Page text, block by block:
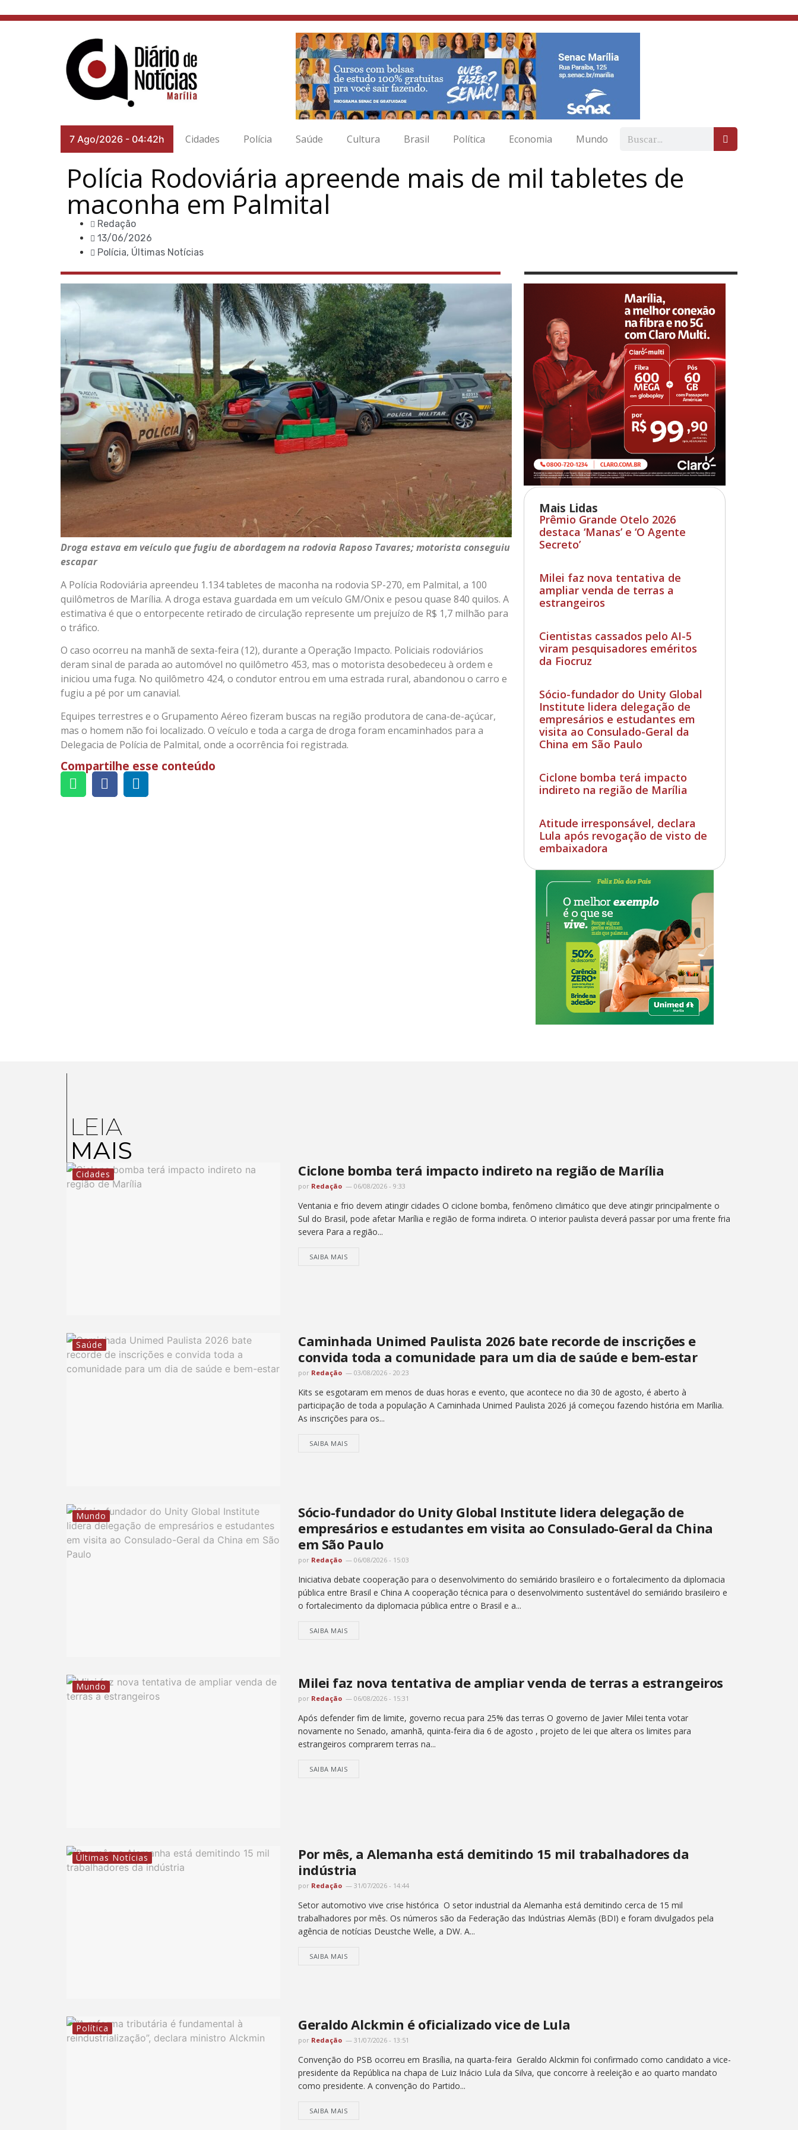
7 Ago/2026 - 04:42h Cidades Polícia Saúde Cultura Brasil Política Economia Mundo
Polícia Rodoviária apreende mais de mil tabletes de
maconha em Palmital
Redação
13/06/2026
Polícia, Últimas Notícias
Mais Lidas
Prêmio Grande Otelo 2026
destaca ‘Manas’ e ‘O Agente
Secreto’
Milei faz nova tentativa de
ampliar venda de terras a
estrangeiros
Cientistas cassados pelo AI-5
viram pesquisadores eméritos
da Fiocruz
Sócio-fundador do Unity Global
Institute lidera delegação de
empresários e estudantes em
visita ao Consulado-Geral da
China em São Paulo
Ciclone bomba terá impacto
indireto na região de Marília
Atitude irresponsável, declara
Lula após revogação de visto de
embaixadora
Droga estava em veículo que fugiu de abordagem na rodovia Raposo Tavares; motorista conseguiu
escapar
A Polícia Rodoviária apreendeu 1.134 tabletes de maconha na rodovia SP-270, em Palmital, a 100
quilômetros de Marília. A droga estava guardada em um veículo GM/Onix e pesou quase 840 quilos. A
estimativa é que o entorpecente retirado de circulação represente um prejuízo de R$ 1,7 milhão para
o tráfico.
O caso ocorreu na manhã de sexta-feira (12), durante a Operação Impacto. Policiais rodoviários
deram sinal de parada ao automóvel no quilômetro 453, mas o motorista desobedeceu à ordem e
iniciou uma fuga. No quilômetro 424, o condutor entrou em uma estrada rural, abandonou o carro e
fugiu a pé por um canavial.
Equipes terrestres e o Grupamento Aéreo fizeram buscas na região produtora de cana-de-açúcar,
mas o homem não foi localizado. O veículo e toda a carga de droga foram encaminhados para a
Delegacia de Polícia de Palmital, onde a ocorrência foi registrada.
Compartilhe esse conteúdo
LEIA
MAIS
Cidades Ciclone bomba terá impacto indireto na região de Marília
por Redação 06/08/2026 - 9:33
Ventania e frio devem atingir cidades O ciclone bomba, fenômeno climático que deve atingir principalmente o
Sul do Brasil, pode afetar Marília e região de forma indireta. O interior paulista deverá passar por uma frente fria
severa Para a região...
SAIBA MAIS
Saúde
Caminhada Unimed Paulista 2026 bate recorde de inscrições e
convida toda a comunidade para um dia de saúde e bem-estar
por Redação 03/08/2026 - 20:23
Kits se esgotaram em menos de duas horas e evento, que acontece no dia 30 de agosto, é aberto à
participação de toda a população A Caminhada Unimed Paulista 2026 já começou fazendo história em Marília.
As inscrições para os...
SAIBA MAIS
Mundo
Sócio-fundador do Unity Global Institute lidera delegação de
empresários e estudantes em visita ao Consulado-Geral da China
em São Paulo
por Redação 06/08/2026 - 15:03
Iniciativa debate cooperação para o desenvolvimento do semiárido brasileiro e o fortalecimento da diplomacia
pública entre Brasil e China A cooperação técnica para o desenvolvimento sustentável do semiárido brasileiro e
o fortalecimento da diplomacia pública entre o Brasil e a...
SAIBA MAIS
Mundo Milei faz nova tentativa de ampliar venda de terras a estrangeiros
por Redação 06/08/2026 - 15:31
Após defender fim de limite, governo recua para 25% das terras O governo de Javier Milei tenta votar
novamente no Senado, amanhã, quinta-feira dia 6 de agosto , projeto de lei que altera os limites para
estrangeiros comprarem terras na...
SAIBA MAIS
Últimas Notícias
Por mês, a Alemanha está demitindo 15 mil trabalhadores da
indústria
por Redação 31/07/2026 - 14:44
Setor automotivo vive crise histórica O setor industrial da Alemanha está demitindo cerca de 15 mil
trabalhadores por mês. Os números são da Federação das Indústrias Alemãs (BDI) e foram divulgados pela
agência de notícias Deustche Welle, a DW. A...
SAIBA MAIS
Política Geraldo Alckmin é oficializado vice de Lula
por Redação 31/07/2026 - 13:51
Convenção do PSB ocorreu em Brasília, na quarta-feira Geraldo Alckmin foi confirmado como candidato a vice-
presidente da República na chapa de Luiz Inácio Lula da Silva, que concorre à reeleição e ao quarto mandato
como presidente. A convenção do Partido...
SAIBA MAIS